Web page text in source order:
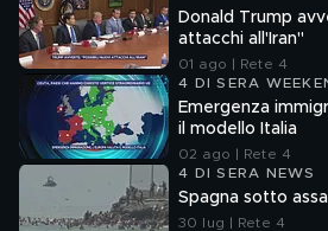
Donald Trump
attacchi all'Iran"
01 ago | Rete 4
4 DI SERA
Emergenza
il modello Italia
02 ago | Rete 4
4 DI SERA NEWS
Spagna sotto
30 lug | Rete 4